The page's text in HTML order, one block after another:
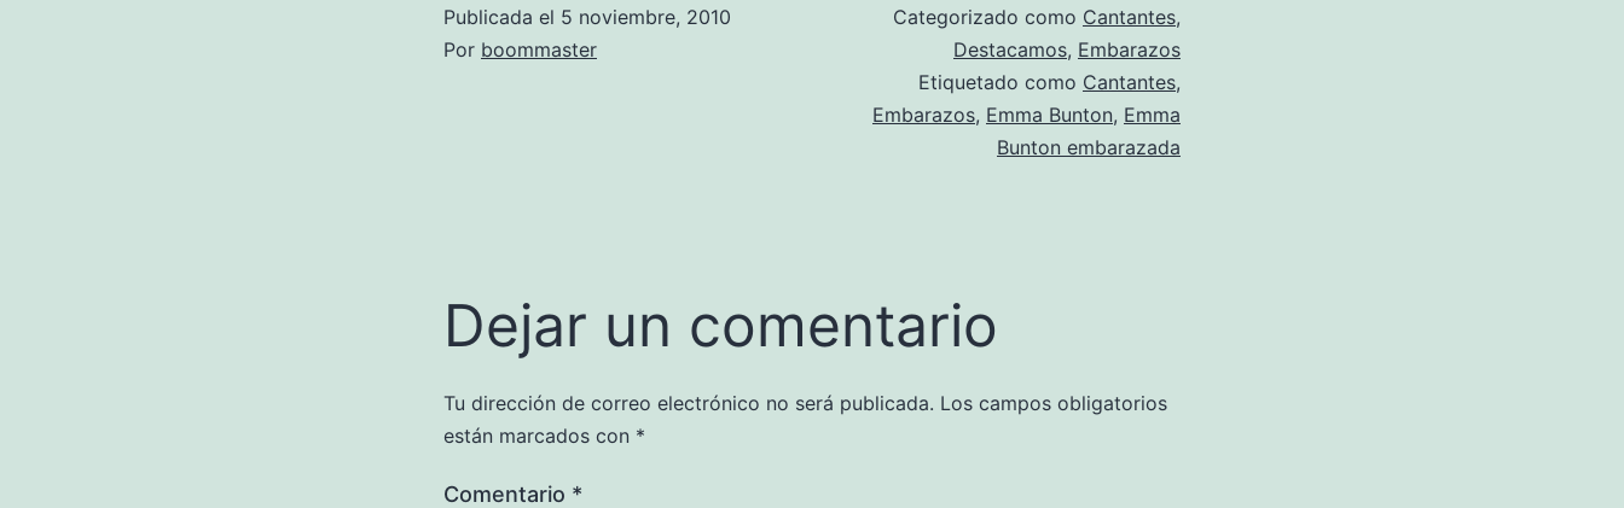
Publicada el 5 noviembre, 2010
Por boommaster
Categorizado como Cantantes,
Destacamos, Embarazos
Etiquetado como Cantantes,
Embarazos, Emma Bunton, Emma
Bunton embarazada
Dejar un comentario
Tu dirección de correo electrónico no será publicada. Los campos obligatorios
están marcados con *
Comentario *